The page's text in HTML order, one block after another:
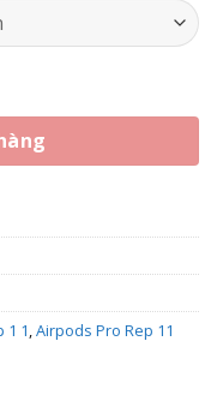
- Bản đẹp nhất
1 1,Airpods Pro Rep 11